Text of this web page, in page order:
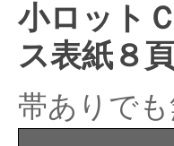
小ロット
ス表紙８
帯ありで